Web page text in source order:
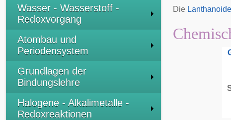
Wasser - Wasserstoff -
Redoxvorgang
Atombau und
Periodensystem
Grundlagen der
Bindungslehre
Halogene - Alkalimetalle -
Redoxreaktionen
Die Lanthanoide